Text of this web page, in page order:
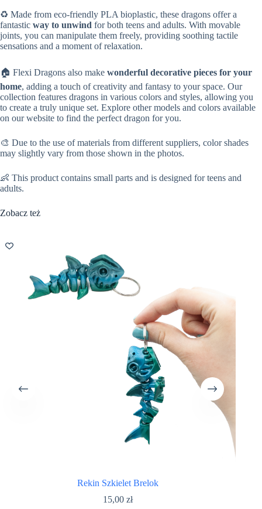
♻️ Made from eco-friendly PLA bioplastic, these dragons offer a
fantastic way to unwind for both teens and adults. With movable
joints, you can manipulate them freely, providing soothing tactile
sensations and a moment of relaxation.
🏠 Flexi Dragons also make wonderful decorative pieces for your
home, adding a touch of creativity and fantasy to your space. Our
collection features dragons in various colors and styles, allowing you
to create a truly unique set. Explore other models and colors available
on our website to find the perfect dragon for you.
🎨 Due to the use of materials from different suppliers, color shades
may slightly vary from those shown in the photos.
👶 This product contains small parts and is designed for teens and
adults.
Zobacz też
Rekin Szkielet Brelok
15,00zł